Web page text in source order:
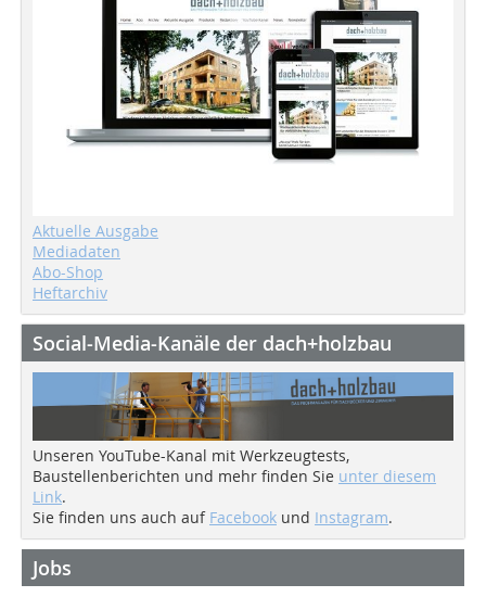
Aktuelle Ausgabe
Mediadaten
Abo-Shop
Heftarchiv
Social-Media-Kanäle der dach+holzbau
Unseren YouTube-Kanal mit Werkzeugtests,
Baustellenberichten und mehr finden Sie unter diesem
Link.
Sie finden uns auch auf Facebook und Instagram.
Jobs